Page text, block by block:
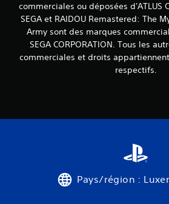
commerciales ou déposées d'ATLUS
SEGA et RAIDOU Remastered: The
Army sont des marques
SEGA CORPORATION. Tous les
commerciales et droits
respectifs.
Pays/région :